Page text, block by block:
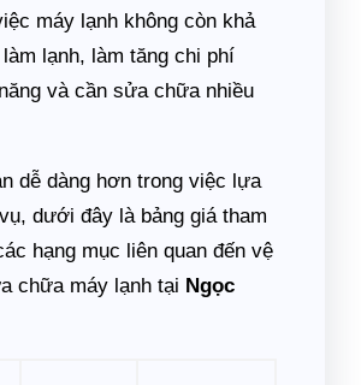
máy lạnh không còn khả
làm lạnh, làm tăng chi phí
và cần sửa chữa nhiều
dễ dàng hơn trong việc lựa
dưới đây là bảng giá tham
hạng mục liên quan đến vệ
chữa máy lạnh tại Ngọc